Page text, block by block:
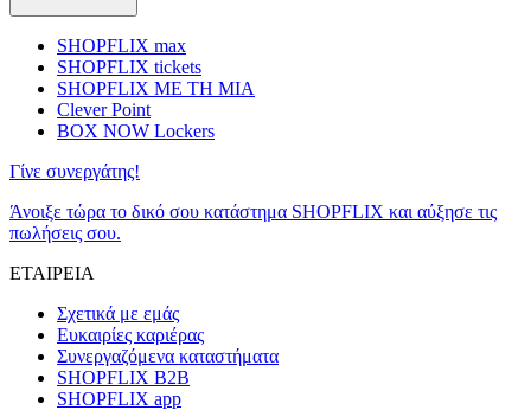
SHOPFLIX max
SHOPFLIX tickets
SHOPFLIX ΜΕ ΤΗ ΜΙΑ
Clever Point
BOX NOW Lockers
Γίνε συνεργάτης!
Άνοιξε τώρα το δικό σου κατάστημα SHOPFLIX και αύξησε τις
πωλήσεις σου.
ΕΤΑΙΡΕΙΑ
Σχετικά με εμάς
Ευκαιρίες καριέρας
Συνεργαζόμενα καταστήματα
SHOPFLIX B2B
SHOPFLIX app